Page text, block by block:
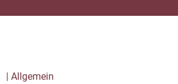
| Allgemein